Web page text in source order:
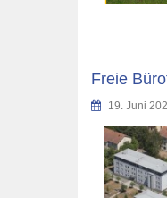
Freie
19. Juni